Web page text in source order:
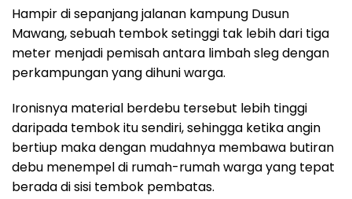
Hampir di sepanjang jalanan kampung Dusun
Mawang, sebuah tembok setinggi tak lebih dari tiga
meter menjadi pemisah antara limbah sleg dengan
perkampungan yang dihuni warga.
Ironisnya material berdebu tersebut lebih tinggi
daripada tembok itu sendiri, sehingga ketika angin
bertiup maka dengan mudahnya membawa butiran
debu menempel di rumah-rumah warga yang tepat
berada di sisi tembok pembatas.